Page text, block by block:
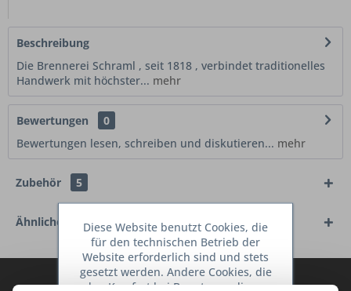
Beschreibung
Die Brennerei Schraml , seit 1818 , verbindet traditionelles
Handwerk mit höchster... mehr
Bewertungen
0
Bewertungen lesen, schreiben und diskutieren... mehr
Zubehör 5
Ähnliche Artikel
Abonnieren Sie den kostenlosen Deine
Diese Website benutzt Cookies, die
für den technischen Betrieb der
Website erforderlich sind und stets
gesetzt werden. Andere Cookies, die
den Komfort bei Benutzung dieser